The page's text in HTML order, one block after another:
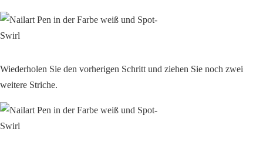
Wiederholen Sie den vorherigen Schritt und ziehen Sie noch zwei
weitere Striche.